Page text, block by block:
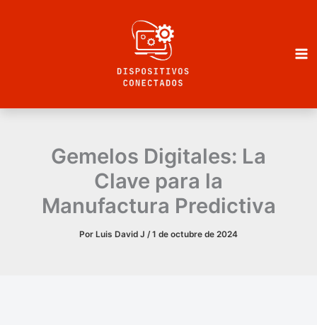
Gemelos Digitales: La
Clave para la
Manufactura Predictiva
Por Luis David J /1 de octubre de 2024